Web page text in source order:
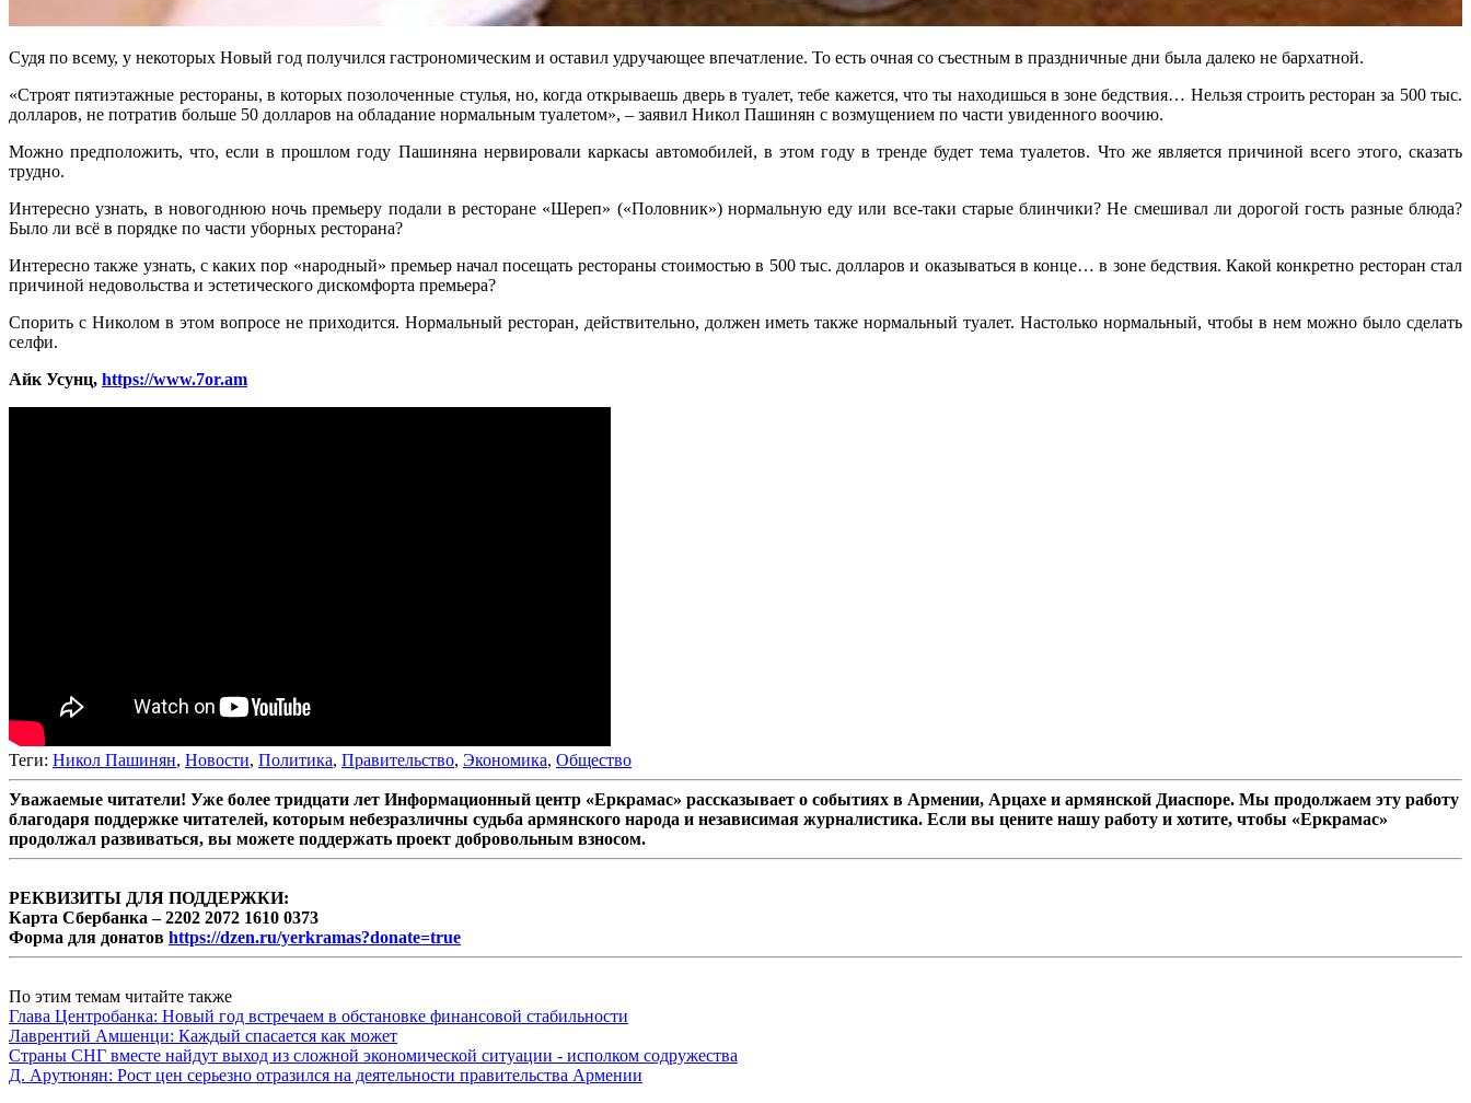
Судя по всему, у некоторых Новый год получился гастрономическим и оставил удручающее впечатление. То есть очная со съестным в праздничные дни была далеко не бархатной.
«Строят пятиэтажные рестораны, в которых позолоченные стулья, но, когда открываешь дверь в туалет, тебе кажется, что ты находишься в зоне бедствия… Нельзя строить ресторан за 500 тыс.
долларов, не потратив больше 50 долларов на обладание нормальным туалетом», – заявил Никол Пашинян с возмущением по части увиденного воочию.
Можно предположить, что, если в прошлом году Пашиняна нервировали каркасы автомобилей, в этом году в тренде будет тема туалетов. Что же является причиной всего этого, сказать
трудно.
Интересно узнать, в новогоднюю ночь премьеру подали в ресторане «Шереп» («Половник») нормальную еду или все-таки старые блинчики? Не смешивал ли дорогой гость разные блюда?
Было ли всё в порядке по части уборных ресторана?
Интересно также узнать, с каких пор «народный» премьер начал посещать рестораны стоимостью в 500 тыс. долларов и оказываться в конце… в зоне бедствия. Какой конкретно ресторан стал
причиной недовольства и эстетического дискомфорта премьера?
Спорить с Николом в этом вопросе не приходится. Нормальный ресторан, действительно, должен иметь также нормальный туалет. Настолько нормальный, чтобы в нем можно было сделать
селфи.
Айк Усунц, https://www.7or.am
Теги: Никол Пашинян, Новости, Политика, Правительство, Экономика, Общество
Уважаемые читатели! Уже более тридцати лет Информационный центр «Еркрамас» рассказывает о событиях в Армении, Арцахе и армянской Диаспоре. Мы продолжаем эту работу
благодаря поддержке читателей, которым небезразличны судьба армянского народа и независимая журналистика. Если вы цените нашу работу и хотите, чтобы «Еркрамас»
продолжал развиваться, вы можете поддержать проект добровольным взносом.
РЕКВИЗИТЫ ДЛЯ ПОДДЕРЖКИ:
Карта Сбербанка – 2202 2072 1610 0373
Форма для донатов https://dzen.ru/yerkramas?donate=true
По этим темам читайте также
Глава Центробанка: Новый год встречаем в обстановке финансовой стабильности
Лаврентий Амшенци: Каждый спасается как может
Страны СНГ вместе найдут выход из сложной экономической ситуации - исполком содружества
Д. Арутюнян: Рост цен серьезно отразился на деятельности правительства Армении